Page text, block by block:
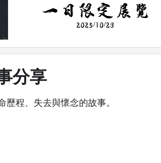
分享
程、失去與懷念的故事。